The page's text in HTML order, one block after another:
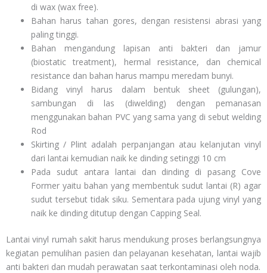
di wax (wax free).
Bahan harus tahan gores, dengan resistensi abrasi yang
paling tinggi.
Bahan mengandung lapisan anti bakteri dan jamur
(biostatic treatment), hermal resistance, dan chemical
resistance dan bahan harus mampu meredam bunyi.
Bidang vinyl harus dalam bentuk sheet (gulungan),
sambungan di las (diwelding) dengan pemanasan
menggunakan bahan PVC yang sama yang di sebut welding
Rod
Skirting / Plint adalah perpanjangan atau kelanjutan vinyl
dari lantai kemudian naik ke dinding setinggi 10 cm
Pada sudut antara lantai dan dinding di pasang Cove
Former yaitu bahan yang membentuk sudut lantai (R) agar
sudut tersebut tidak siku. Sementara pada ujung vinyl yang
naik ke dinding ditutup dengan Capping Seal.
Lantai vinyl rumah sakit harus mendukung proses berlangsungnya
kegiatan pemulihan pasien dan pelayanan kesehatan, lantai wajib
anti bakteri dan mudah perawatan saat terkontaminasi oleh noda.